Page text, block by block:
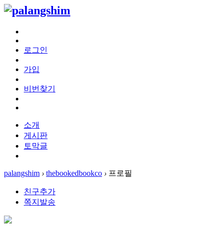
로그인
가입
비번찾기
소개
게시판
토막글
palangshim › thebookedbookco › 프로필
친구추가
쪽지발송